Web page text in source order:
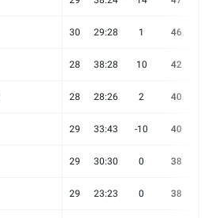
30 29:28 1 46
28 38:28 10 42
28 28:26 2 40
29 33:43 -10 40
29 30:30 0 38
29 23:23 0 38